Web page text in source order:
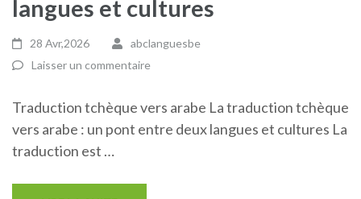
langues et cultures
28 Avr,2026
abclanguesbe
Laisser un commentaire
Traduction tchèque vers arabe La traduction tchèque
vers arabe : un pont entre deux langues et cultures La
traduction est …